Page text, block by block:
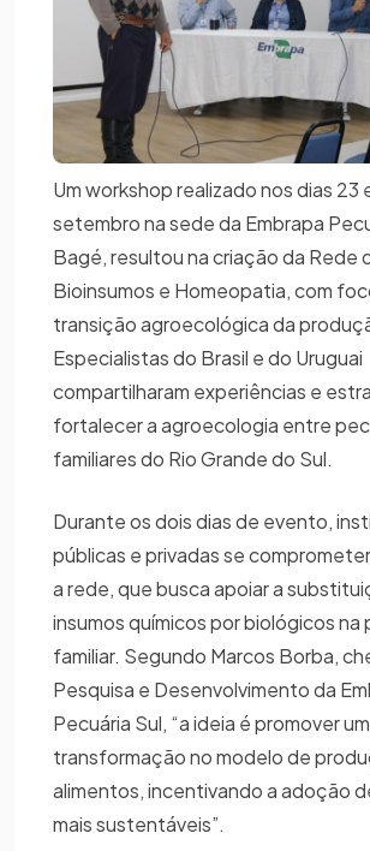
Um workshop realizado nos dias 23
setembro na sede da Embrapa
Bagé, resultou na criação da Rede
Bioinsumos e Homeopatia, com
transição agroecológica da
Especialistas do Brasil e do Uruguai
compartilharam experiências e
fortalecer a agroecologia entre
familiares do Rio Grande do Sul.
Durante os dois dias de evento,
públicas e privadas se
a rede, que busca apoiar a
insumos químicos por biológicos na
familiar. Segundo Marcos Borba,
Pesquisa e Desenvolvimento da
Pecuária Sul, “a ideia é promover
transformação no modelo de
alimentos, incentivando a adoção
mais sustentáveis”.